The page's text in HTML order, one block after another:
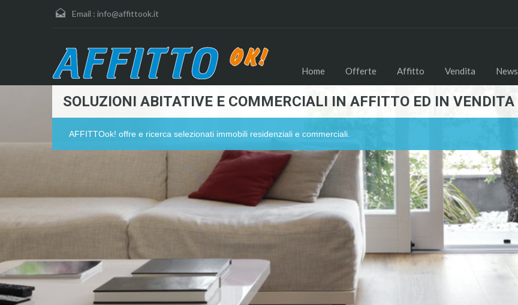
Email : info@affittook.it
Home Offerte Affitto Vendita News
SOLUZIONI ABITATIVE E COMMERCIALI IN AFFITTO ED IN VENDITA
AFFITTOok! offre e ricerca selezionati immobili residenziali e commerciali.